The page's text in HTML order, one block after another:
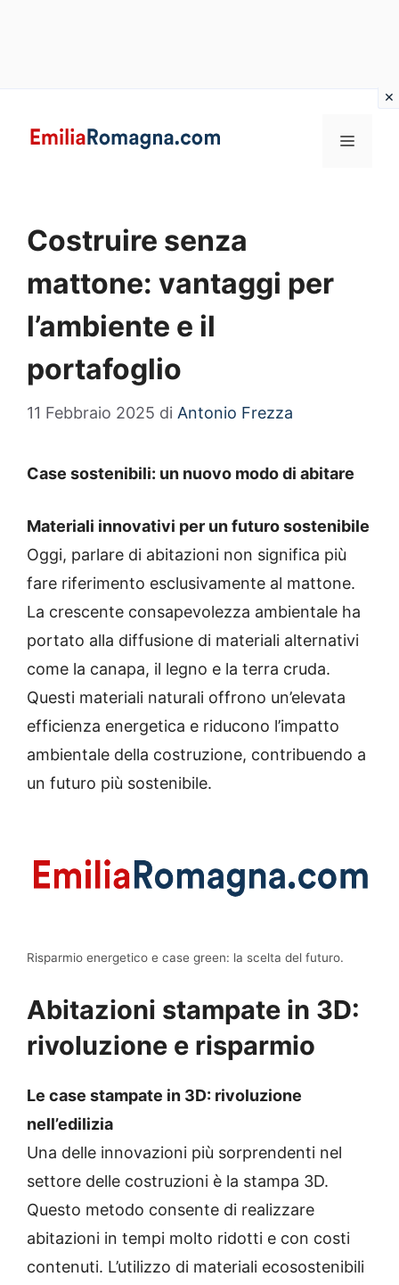
MENU
Costruire senza
mattone: vantaggi per
l’ambiente e il
portafoglio
11 Febbraio 2025 di Antonio Frezza
Case sostenibili: un nuovo modo di abitare
Materiali innovativi per un futuro sostenibile
Oggi, parlare di abitazioni non significa più
fare riferimento esclusivamente al mattone.
La crescente consapevolezza ambientale ha
portato alla diffusione di materiali alternativi
come la canapa, il legno e la terra cruda.
Questi materiali naturali offrono un’elevata
efficienza energetica e riducono l’impatto
ambientale della costruzione, contribuendo a
un futuro più sostenibile.
Risparmio energetico e case green: la scelta del futuro.
Abitazioni stampate in 3D:
rivoluzione e risparmio
Le case stampate in 3D: rivoluzione
nell’edilizia
Una delle innovazioni più sorprendenti nel
settore delle costruzioni è la stampa 3D.
Questo metodo consente di realizzare
abitazioni in tempi molto ridotti e con costi
contenuti. L’utilizzo di materiali ecosostenibili